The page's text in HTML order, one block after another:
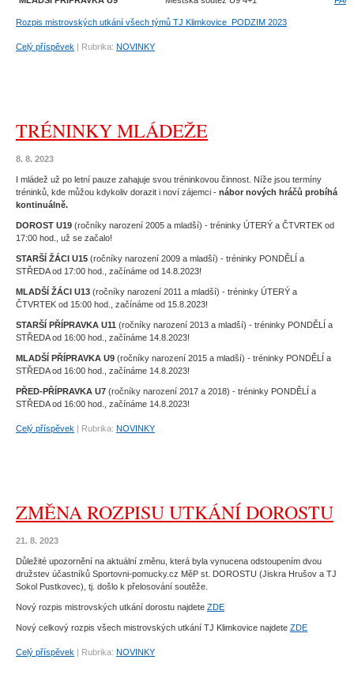
Rozpis mistrovských utkání všech týmů TJ Klimkovice_PODZIM 2023
Celý příspěvek | Rubrika: NOVINKY
TRÉNINKY MLÁDEŽE
8. 8. 2023
I mládež už po letní pauze zahajuje svou tréninkovou činnost. Níže jsou termíny
tréninků, kde můžou kdykoliv dorazit i noví zájemci - nábor nových hráčů probíhá
kontinuálně.
DOROST U19 (ročníky narození 2005 a mladší) - tréninky ÚTERÝ a ČTVRTEK od
17:00 hod., už se začalo!
STARŠÍ ŽÁCI U15 (ročníky narození 2009 a mladší) - tréninky PONDĚLÍ a
STŘEDA od 17:00 hod., začínáme od 14.8.2023!
MLADŠÍ ŽÁCI U13 (ročníky narození 2011 a mladší) - tréninky ÚTERÝ a
ČTVRTEK od 15:00 hod., začínáme od 15.8.2023!
STARŠÍ PŘÍPRAVKA U11 (ročníky narození 2013 a mladší) - tréninky PONDĚLÍ a
STŘEDA od 16:00 hod., začínáme 14.8.2023!
MLADŠÍ PŘÍPRAVKA U9 (ročníky narození 2015 a mladší) - tréninky PONDĚLÍ a
STŘEDA od 16:00 hod., začínáme 14.8.2023!
PŘED-PŘÍPRAVKA U7 (ročníky narození 2017 a 2018) - tréninky PONDĚLÍ a
STŘEDA od 16:00 hod., začínáme 14.8.2023!
Celý příspěvek | Rubrika: NOVINKY
ZMĚNA ROZPISU UTKÁNÍ DOROSTU
21. 8. 2023
Důležité upozornění na aktuální změnu, která byla vynucena odstoupením dvou
družstev účastníků Sportovni-pomucky.cz MěP st. DOROSTU (Jiskra Hrušov a TJ
Sokol Pustkovec), tj. došlo k přelosování soutěže.
Nový rozpis mistrovských utkání dorostu najdete ZDE
Nový celkový rozpis všech mistrovských utkání TJ Klimkovice najdete ZDE
Celý příspěvek | Rubrika: NOVINKY